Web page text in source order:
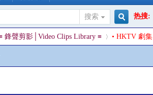
搜索
搜
热搜:
鋒聲剪影│Video Clips Library ≡ • HKTV 劇集